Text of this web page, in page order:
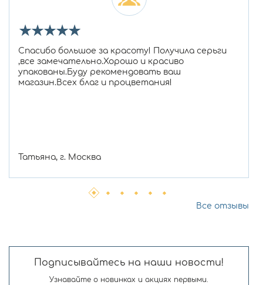
★★★★★
Спасибо большое за красоту! Получила серьги
,все замечательно.Хорошо и красиво
упакованы.Буду рекомендовать ваш
магазин.Всех благ и процветания!
Татьяна, г. Москва
Все отзывы
Подписывайтесь на наши новости!
Узнавайте о новинках и акциях первыми.